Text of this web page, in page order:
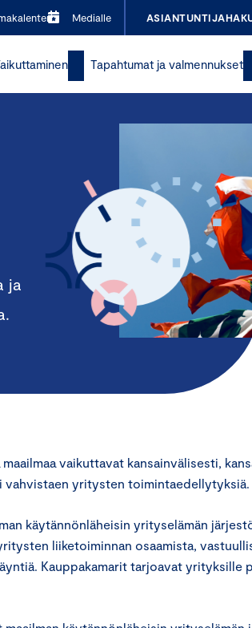
Medialle
Tapahtumat ja valmennukset
ja
vaikuttavat kansainvälisesti,
vahvistaen yritysten toimintaedellytyksiä.
käytännönläheisin yrityselämän
liiketoiminnan osaamista,
Kauppakamarit tarjoavat yrityksille